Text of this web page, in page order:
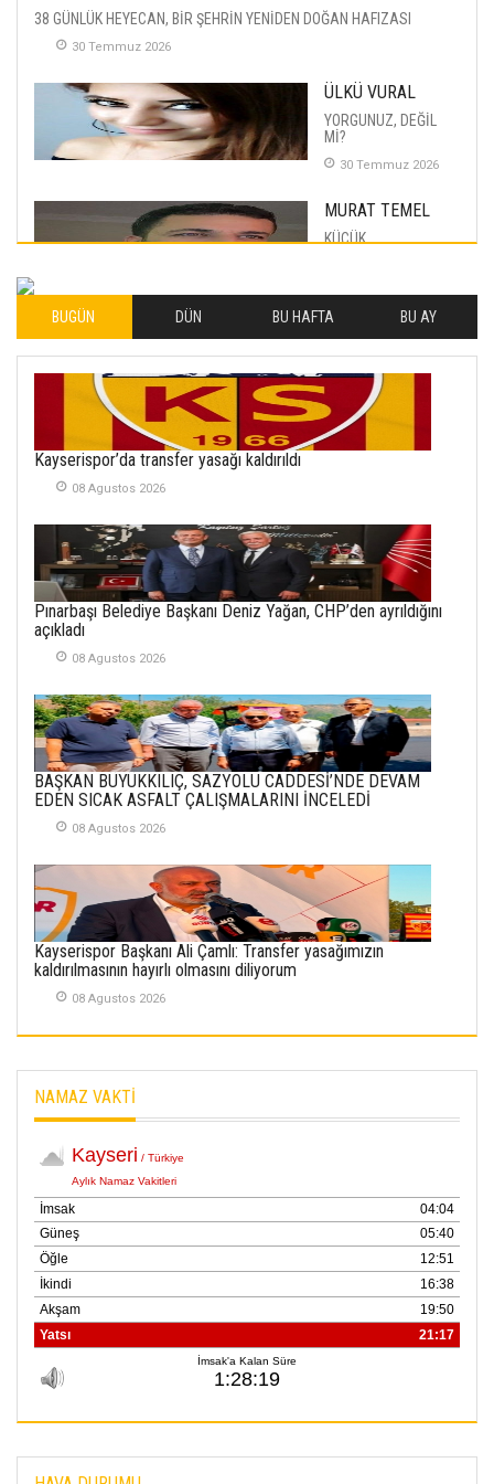
38 GÜNLÜK HEYECAN, BİR ŞEHRİN YENİDEN DOĞAN HAFIZASI
30 Temmuz 2026
ÜLKÜ VURAL
YORGUNUZ, DEĞİL
Mİ?
30 Temmuz 2026
MURAT TEMEL
KÜÇÜK
İLHAN YILMAZ
SOFRADA AYRIMCILIK
VAR
26 Subat 2026
METİN ERTEM
21 Haziran 2026
SEMRA ŞAHİN
KENDİNE UYANMAK
İlgi Alanlarımız ve Biz
02 Ekim 2025
SABAHATTİN
SÜRMEN
puana Ulaştı
01 Mayis 2026
BUGÜN DÜN BU HAFTA BU AY
Kayserispor’da transfer yasağı kaldırıldı
08 Agustos 2026
Pınarbaşı Belediye Başkanı Deniz Yağan, CHP’den ayrıldığını
açıkladı
08 Agustos 2026
BAŞKAN BÜYÜKKILIÇ, SAZYOLU CADDESİ’NDE DEVAM
EDEN SICAK ASFALT ÇALIŞMALARINI İNCELEDİ
08 Agustos 2026
Kayserispor Başkanı Ali Çamlı: Transfer yasağımızın
kaldırılmasının hayırlı olmasını diliyorum
08 Agustos 2026
NAMAZ VAKTİ